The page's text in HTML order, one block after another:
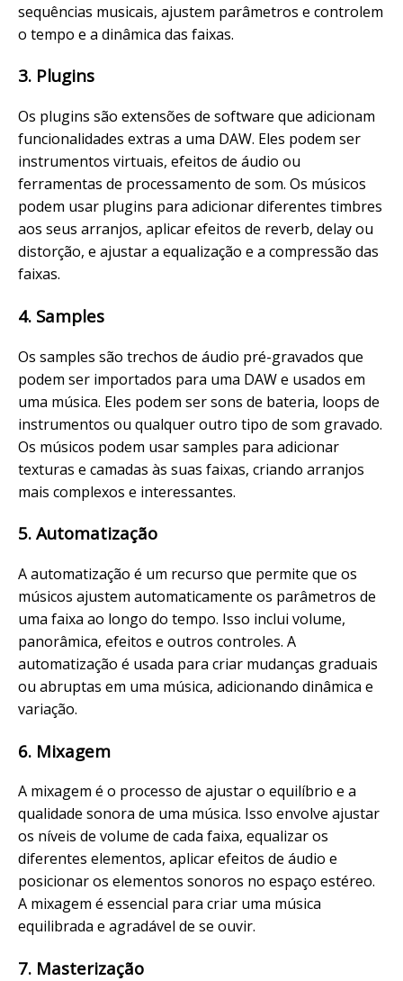
sequências musicais, ajustem parâmetros e controlem
o tempo e a dinâmica das faixas.
3. Plugins
Os plugins são extensões de software que adicionam
funcionalidades extras a uma DAW. Eles podem ser
instrumentos virtuais, efeitos de áudio ou
ferramentas de processamento de som. Os músicos
podem usar plugins para adicionar diferentes timbres
aos seus arranjos, aplicar efeitos de reverb, delay ou
distorção, e ajustar a equalização e a compressão das
faixas.
4. Samples
Os samples são trechos de áudio pré-gravados que
podem ser importados para uma DAW e usados em
uma música. Eles podem ser sons de bateria, loops de
instrumentos ou qualquer outro tipo de som gravado.
Os músicos podem usar samples para adicionar
texturas e camadas às suas faixas, criando arranjos
mais complexos e interessantes.
5. Automatização
A automatização é um recurso que permite que os
músicos ajustem automaticamente os parâmetros de
uma faixa ao longo do tempo. Isso inclui volume,
panorâmica, efeitos e outros controles. A
automatização é usada para criar mudanças graduais
ou abruptas em uma música, adicionando dinâmica e
variação.
6. Mixagem
A mixagem é o processo de ajustar o equilíbrio e a
qualidade sonora de uma música. Isso envolve ajustar
os níveis de volume de cada faixa, equalizar os
diferentes elementos, aplicar efeitos de áudio e
posicionar os elementos sonoros no espaço estéreo.
A mixagem é essencial para criar uma música
equilibrada e agradável de se ouvir.
7. Masterização